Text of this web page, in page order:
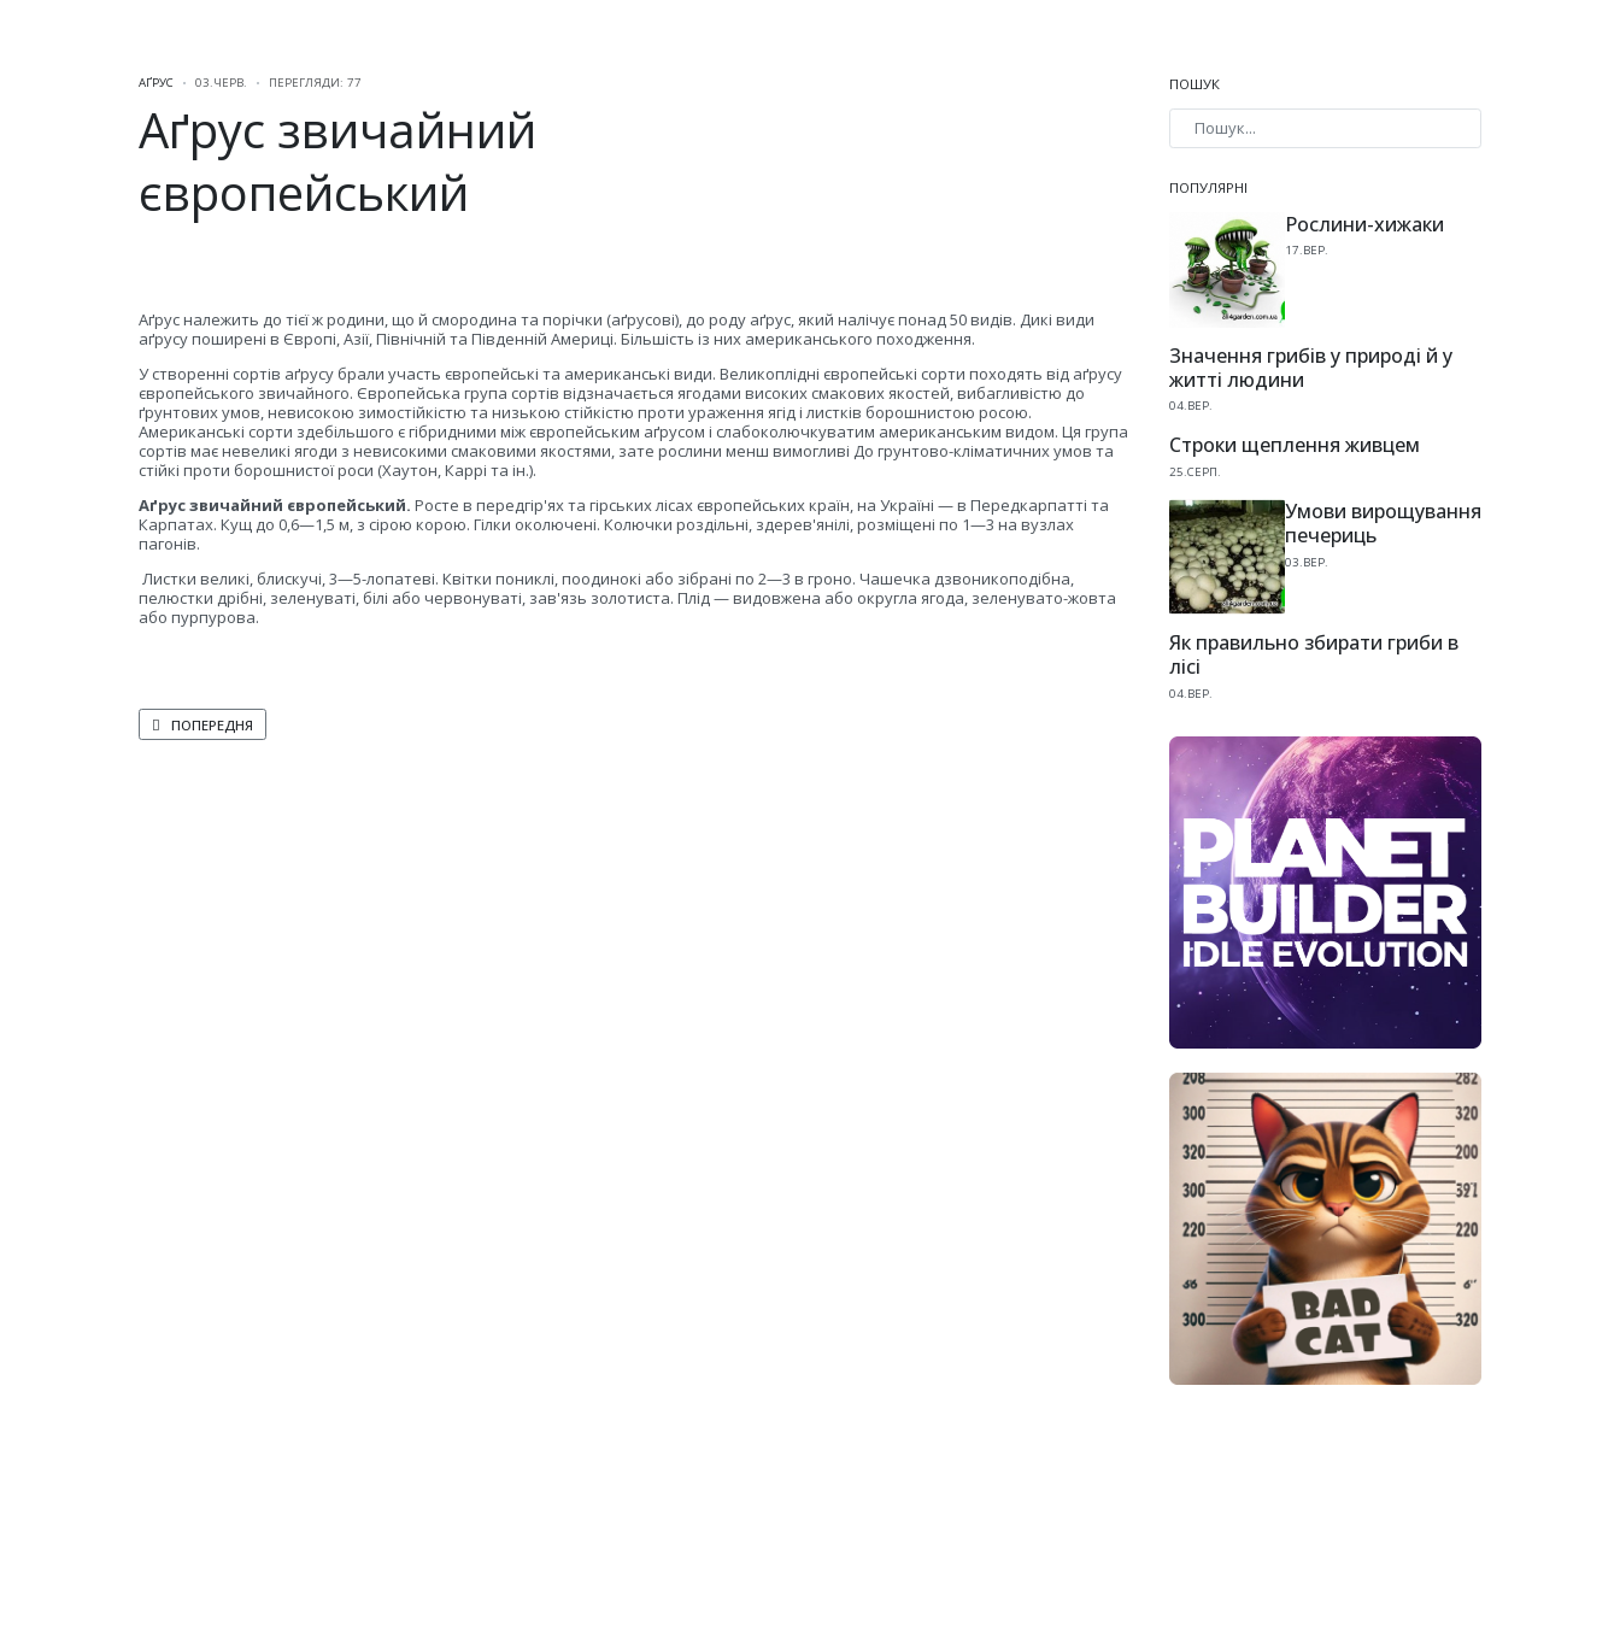
АҐРУС 03.ЧЕРВ. ПЕРЕГЛЯДИ: 77
Аґрус звичайний
європейський
Аґрус належить до тієї ж родини, що й смородина та порічки (аґрусові), до роду аґрус, який налічує понад 50 видів. Дикі види
аґрусу поширені в Європі, Азії, Північній та Південній Америці. Більшість із них американського походження.
У створенні сортів аґрусу брали участь європейські та американські види. Великоплідні європейські сорти походять від аґрусу
європейського звичайного. Європейська група сортів відзначається ягодами високих смакових якостей, вибагливістю до
ґрунтових умов, невисокою зимостійкістю та низькою стійкістю проти ураження ягід і листків борошнистою росою.
Американські сорти здебільшого є гібридними між європейським аґрусом і слабоколючкуватим американським видом. Ця група
сортів має невеликі ягоди з невисокими смаковими якостями, зате рослини менш вимогливі До грунтово-кліматичних умов та
стійкі проти борошнистої роси (Хаутон, Каррі та ін.).
Аґрус звичайний європейський. Росте в передгір'ях та гірських лісах європейських країн, на Україні — в Передкарпатті та
Карпатах. Кущ до 0,6—1,5 м, з сірою корою. Гілки околючені. Колючки роздільні, здерев'янілі, розміщені по 1—3 на вузлах
пагонів.
Листки великі, блискучі, 3—5-лопатеві. Квітки пониклі, поодинокі або зібрані по 2—3 в гроно. Чашечка дзвоникоподібна,
пелюстки дрібні, зеленуваті, білі або червонуваті, зав'язь золотиста. Плід — видовжена або округла ягода, зеленувато-жовта
або пурпурова.
ПОПЕРЕДНЯ СТАТТЯ: АҐРУС СЛАБОКОЛЮЧКУВАТИЙ
ПОПЕРЕДНЯ
ПОШУК
ПОПУЛЯРНІ
Рослини-хижаки
17.ВЕР.
Значення грибів у природі й у
житті людини
04.ВЕР.
Строки щеплення живцем
25.СЕРП.
Умови вирощування
печериць
03.ВЕР.
Як правильно збирати гриби в
лісі
04.ВЕР.